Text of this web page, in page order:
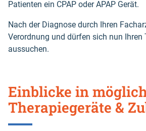
Patienten ein CPAP oder APAP Gerät.
Nach der Diagnose durch Ihren
Verordnung und dürfen sich nun Ihren
aussuchen.
Einblicke in
Therapiegeräte &